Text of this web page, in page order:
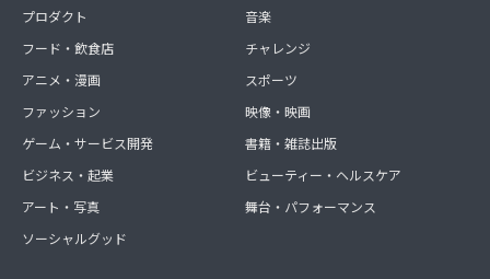
プロダクト
フード・飲食店
アニメ・漫画
ファッション
ゲーム・サービス開発
ビジネス・起業
アート・写真
ソーシャルグッド
音楽
チャレンジ
スポーツ
映像・映画
書籍・雑誌出版
ビューティー・ヘルスケア
舞台・パフォーマンス